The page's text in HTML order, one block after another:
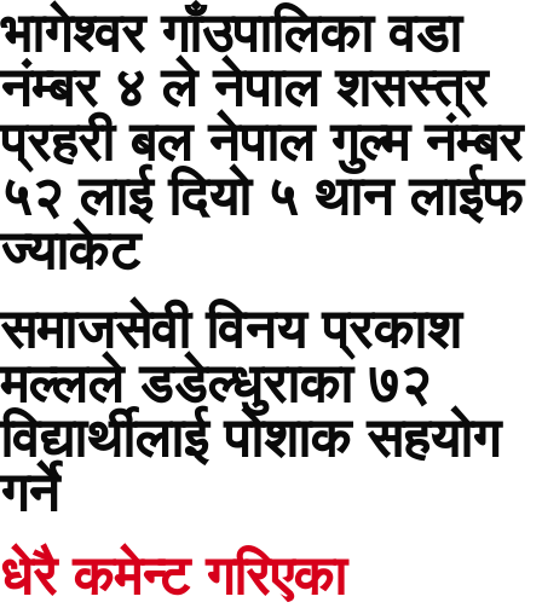
भागेश्वर गाँउपालिका वडा
नंम्बर ४ ले नेपाल शसस्त्र
प्रहरी बल नेपाल गुल्म नंम्बर
५२ लाई दियो ५ थान लाईफ
ज्याकेट
समाजसेवी विनय प्रकाश
मल्लले डडेल्धुराका ७२
विद्यार्थीलाई पोशाक सहयोग
गर्ने
धेरै कमेन्ट गरिएका